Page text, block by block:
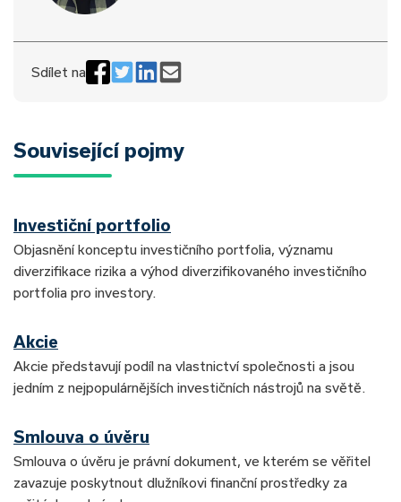
Sdílet na
Související pojmy
Investiční portfolio
Objasnění konceptu investičního portfolia, významu
diverzifikace rizika a výhod diverzifikovaného investičního
portfolia pro investory.
Akcie
Akcie představují podíl na vlastnictví společnosti a jsou
jedním z nejpopulárnějších investičních nástrojů na světě.
Smlouva o úvěru
Smlouva o úvěru je právní dokument, ve kterém se věřitel
zavazuje poskytnout dlužníkovi finanční prostředky za